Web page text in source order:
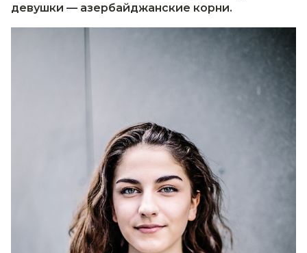
девушки — азербайджанские корни.